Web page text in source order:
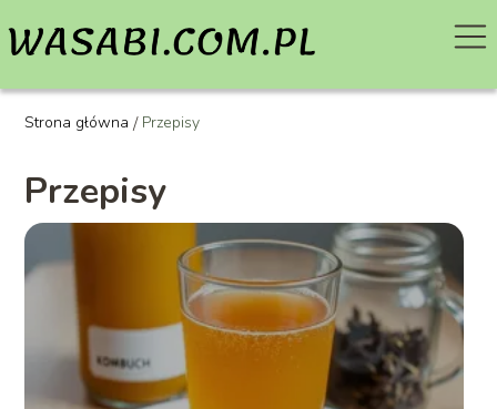
Strona główna / Przepisy
Przepisy